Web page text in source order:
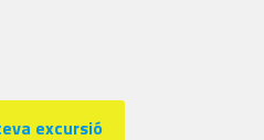
excursió